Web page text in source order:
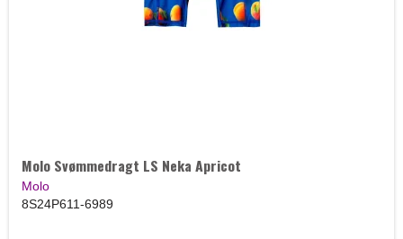
Molo Svømmedragt LS Neka Apricot
Molo
8S24P611-6989